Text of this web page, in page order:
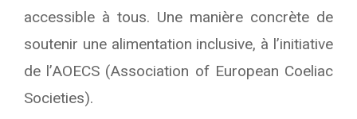
accessible à tous. Une manière concrète de
soutenir une alimentation inclusive, à l’initiative
de l’AOECS (Association of European Coeliac
Societies).